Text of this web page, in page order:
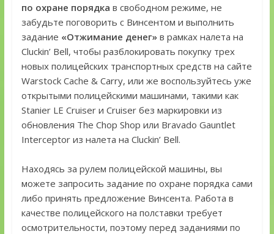
по охране порядка в свободном режиме, не
забудьте поговорить с Винсентом и выполнить
задание «Отжимание денег»в рамках налета на
Cluckin’ Bell, чтобы разблокировать покупку трех
новых полицейских транспортных средств на сайте
Warstock Cache & Carry, или же воспользуйтесь уже
открытыми полицейскими машинами, такими как
Stanier LE Cruiser и Cruiser без маркировки из
обновления The Chop Shop или Bravado Gauntlet
Interceptor из налета на Cluckin’ Bell.
Находясь за рулем полицейской машины, вы
можете запросить задание по охране порядка сами
либо принять предложение Винсента. Работа в
качестве полицейского на полставки требует
осмотрительности, поэтому перед заданиями по